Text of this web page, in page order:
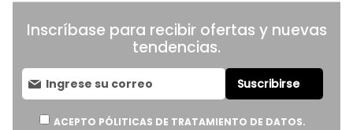
Inscríbase para recibir ofertas y nuevas
tendencias.
Suscríbase
al
boletín
informativo:
Suscribirse
ACEPTO PÓLITICAS DE TRATAMIENTO DE DATOS.